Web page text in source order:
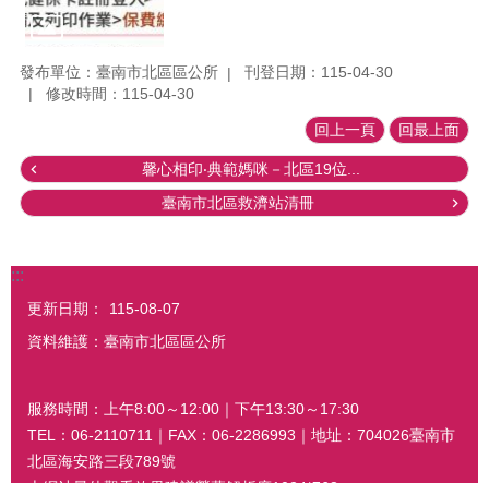
發布單位：臺南市北區區公所
刊登日期：115-04-30
修改時間：115-04-30
回上一頁 回最上面
馨心相印‧典範媽咪－北區19位...
臺南市北區救濟站清冊
:::
更新日期：
115-08-07
資料維護：臺南市北區區公所
服務時間：上午8:00～12:00｜下午13:30～17:30
TEL：06-2110711｜FAX：06-2286993｜地址：704026臺南市
北區海安路三段789號